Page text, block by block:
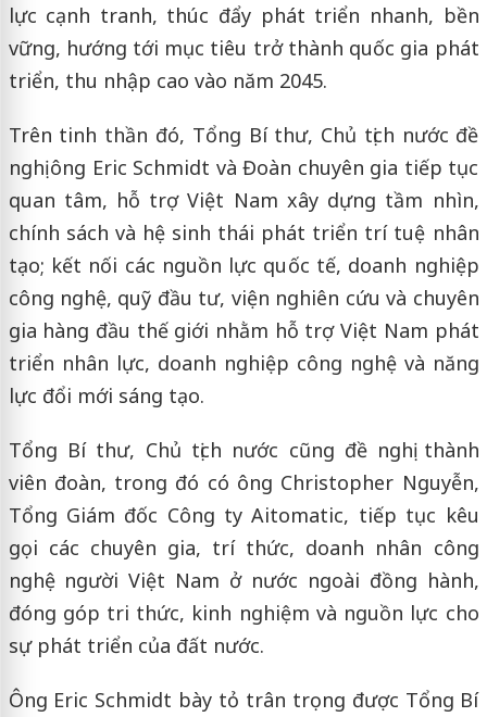
lực cạnh tranh, thúc đẩy phát triển nhanh, bền
vững, hướng tới mục tiêu trở thành quốc gia phát
triển, thu nhập cao vào năm 2045.
Trên tinh thần đó, Tổng Bí thư, Chủ tịch nước đề
nghị ông Eric Schmidt và Đoàn chuyên gia tiếp tục
quan tâm, hỗ trợ Việt Nam xây dựng tầm nhìn,
chính sách và hệ sinh thái phát triển trí tuệ nhân
tạo; kết nối các nguồn lực quốc tế, doanh nghiệp
công nghệ, quỹ đầu tư, viện nghiên cứu và chuyên
gia hàng đầu thế giới nhằm hỗ trợ Việt Nam phát
triển nhân lực, doanh nghiệp công nghệ và năng
lực đổi mới sáng tạo.
Tổng Bí thư, Chủ tịch nước cũng đề nghị thành
viên đoàn, trong đó có ông Christopher Nguyễn,
Tổng Giám đốc Công ty Aitomatic, tiếp tục kêu
gọi các chuyên gia, trí thức, doanh nhân công
nghệ người Việt Nam ở nước ngoài đồng hành,
đóng góp tri thức, kinh nghiệm và nguồn lực cho
sự phát triển của đất nước.
Ông Eric Schmidt bày tỏ trân trọng được Tổng Bí